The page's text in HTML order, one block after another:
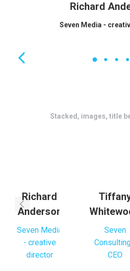
Richard
Seven Media -
Stacked, images, title
Richard
Anderson
Seven Media
- creative
director
Seven
CEO